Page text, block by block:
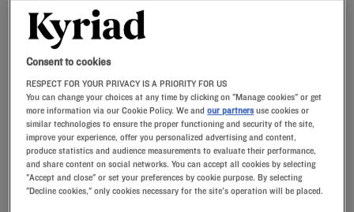
ZOEK EEN HOTEL
Voeg kortingscode toe
Sta eens stil bij Le Havre en bezoek de tweede stad van Frankrijk die
een rijke geschiedenis heeft. Plan uw uitstappen vanuit uw Kyriad
hotel.
Consent to cookies
RESPECT FOR YOUR PRIVACY IS A PRIORITY FOR US
You can change your choices at any time by clicking on "Manage cookies" or get
more information via our Cookie Policy. We andour partners use cookies or
similar technologies to ensure the proper functioning and security of the site,
improve your experience, offer you personalized advertising and content,
produce statistics and audience measurements to evaluate their performance,
and share content on social networks. You can accept all cookies by selecting
"Accept and close" or set your preferences by cookie purpose. By selecting
"Decline cookies," only cookies necessary for the site's operation will be placed.